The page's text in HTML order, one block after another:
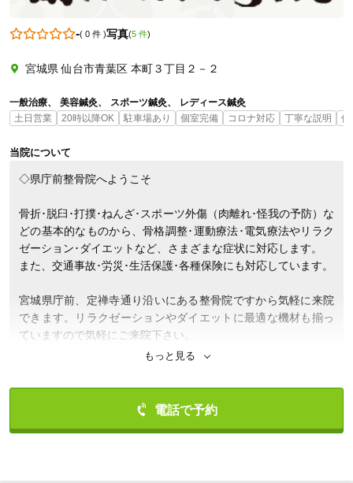
-( 0 件)写真(5 件)
宮城県 仙台市青葉区 本町３丁目２－２
一般治療 美容鍼灸 スポーツ鍼灸
レディース鍼灸
土日営業
20時以降OK 駐車場あり 個室完備 コロナ対応 丁寧な説明 保
当院について
◇県庁前整骨院へようこそ
骨折･脱臼･打撲･ねんざ･スポーツ外傷（肉離れ･怪我の予防）な
どの基本的なものから、骨格調整･運動療法･電気療法やリラク
ゼーション･ダイエットなど、さまざまな症状に対応します。
また、交通事故･労災･生活保護･各種保険にも対応しています。
宮城県庁前、定禅寺通り沿いにある整骨院ですから気軽に来院
できます。リラクゼーションやダイエットに最適な機材も揃っ
ていますので気軽にご来院下さい。
～～当院の感染症予防対策として～～
皆様に安心してご利用いただけますよう、以下の対策を徹底し
もっと見る
「健康にはりを見た」